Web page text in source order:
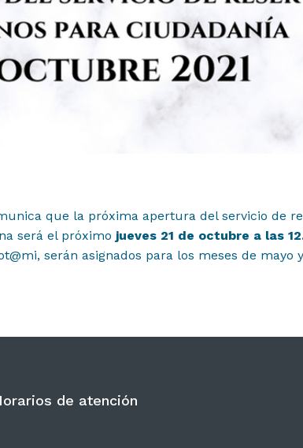
que la próxima apertura del servicio de
será el próximo jueves 21 de octubre a las
serán asignados para los meses de mayo
de atención